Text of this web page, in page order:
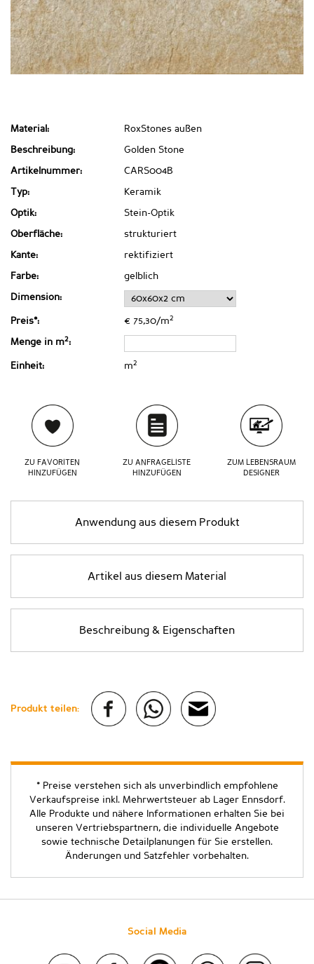
Material: RoxStones außen
Beschreibung: Golden Stone
Artikelnummer: CARS004B
Typ: Keramik
Optik: Stein-Optik
Oberfläche: strukturiert
Kante: rektifiziert
Farbe: gelblich
Dimension:
Preis*: € 75,30/m2
Menge in m2:
Einheit: m2
ZU FAVORITEN
HINZUFÜGEN
ZU ANFRAGELISTE
HINZUFÜGEN
ZUM LEBENSRAUM
DESIGNER
Anwendung aus diesem Produkt
Artikel aus diesem Material
Beschreibung & Eigenschaften
Produkt teilen:
* Preise verstehen sich als unverbindlich empfohlene
Verkaufspreise inkl. Mehrwertsteuer ab Lager Ennsdorf.
Alle Produkte und nähere Informationen erhalten Sie bei
unseren Vertriebspartnern, die individuelle Angebote
sowie technische Detailplanungen für Sie erstellen.
Änderungen und Satzfehler vorbehalten.
Social Media